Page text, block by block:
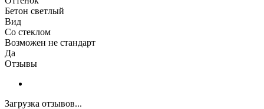
Бетон светлый
Вид
Со стеклом
Возможен не стандарт
Да
Отзывы
Загрузка отзывов...